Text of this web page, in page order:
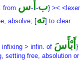
from ب- أ-س
} ><
absolve; [ته] to clear
infixing > infin. of أَبْأَسَ }
setting free, absolution